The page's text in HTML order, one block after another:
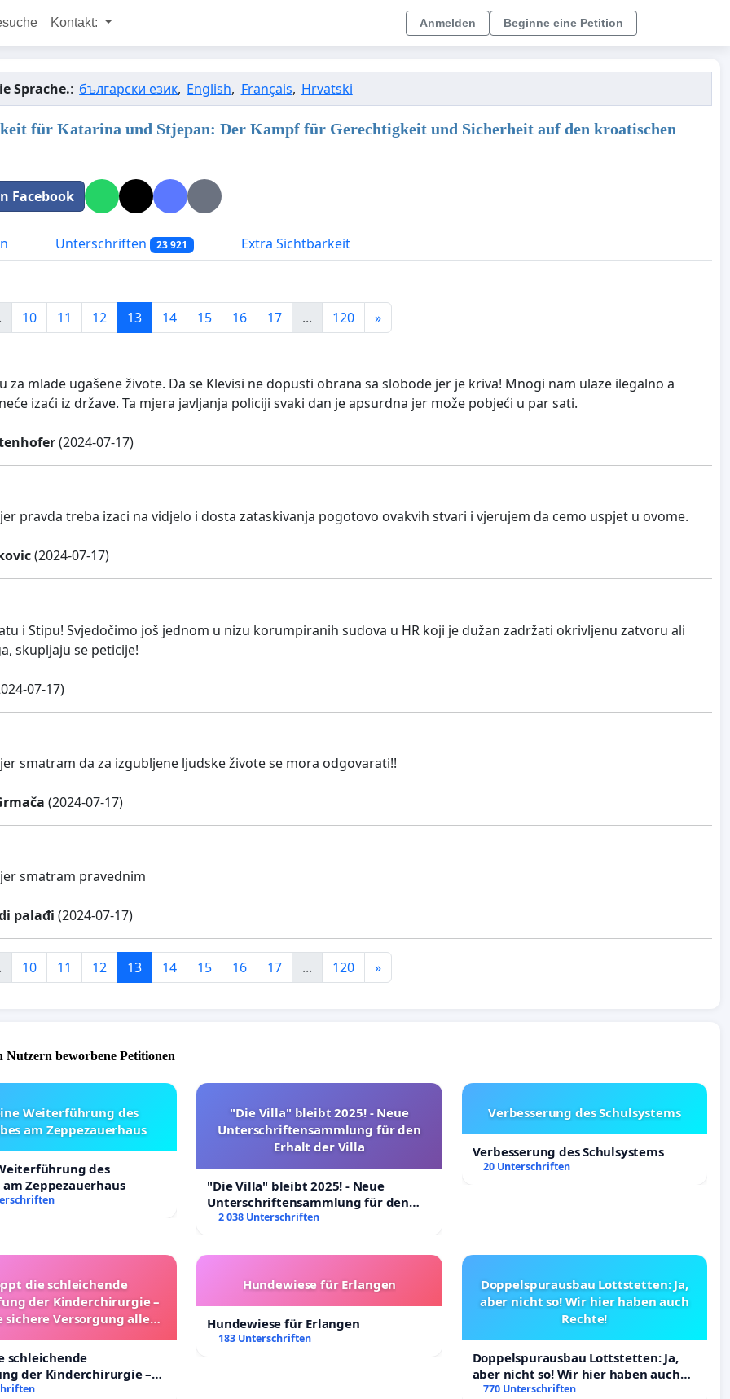
Kontakt: Anmelden Beginne eine Petition
Sprache.: български език, English, Français, Hrvatski
für Katarina und Stjepan: Der Kampf für Gerechtigkeit und Sicherheit auf den kroatischen
Facebook
Unterschriften 23 921 Extra Sichtbarkeit
10 11 12 13 14 15 16 17 ... 120 »
za mlade ugašene živote. Da se Klevisi ne dopusti obrana sa slobode jer je kriva! Mnogi nam ulaze ilegalno a
izaći iz države. Ta mjera javljanja policiji svaki dan je apsurdna jer može pobjeći u par sati.
(2024-07-17)
pravda treba izaci na vidjelo i dosta zataskivanja pogotovo ovakvih stvari i vjerujem da cemo uspjet u ovome.
(2024-07-17)
i Stipu! Svjedočimo još jednom u nizu korumpiranih sudova u HR koji je dužan zadržati okrivljenu zatvoru ali
skupljaju se peticije!
07-17)
smatram da za izgubljene ljudske živote se mora odgovarati!!
(2024-07-17)
smatram pravednim
palađi (2024-07-17)
10 11 12 13 14 15 16 17 ... 120 »
Nutzern beworbene Petitionen
Weiterführung des
am Zeppezauerhaus
des
Zeppezauerhaus
"Die Villa" bleibt 2025! - Neue
Unterschriftensammlung für den
Erhalt der Villa
"Die Villa" bleibt 2025! - Neue
Unterschriftensammlung für den
Erhalt der Villa
2 038 Unterschriften
Verbesserung des Schulsystems
Verbesserung des Schulsystems
20 Unterschriften
die schleichende
der Kinderchirurgie –
sichere Versorgung aller
schleichende
der Kinderchirurgie –
Versorgung aller
Hundewiese für Erlangen
Hundewiese für Erlangen
183 Unterschriften
Doppelspurausbau Lottstetten: Ja,
aber nicht so! Wir hier haben auch
Rechte!
Doppelspurausbau Lottstetten: Ja,
aber nicht so! Wir hier haben auch
Rechte!
770 Unterschriften